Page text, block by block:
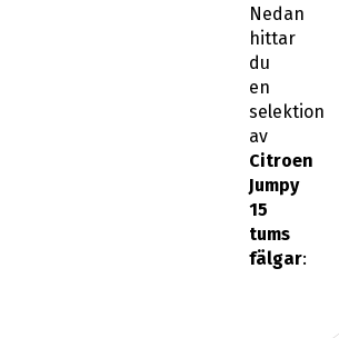
Nedan
hittar
du
en
selektion
av
Citroen
Jumpy
15
tums
fälgar: